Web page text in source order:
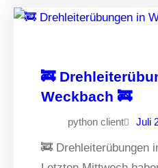
🚒
Weckbach 🚒
python client Juli
🚒 Drehleiterübungen